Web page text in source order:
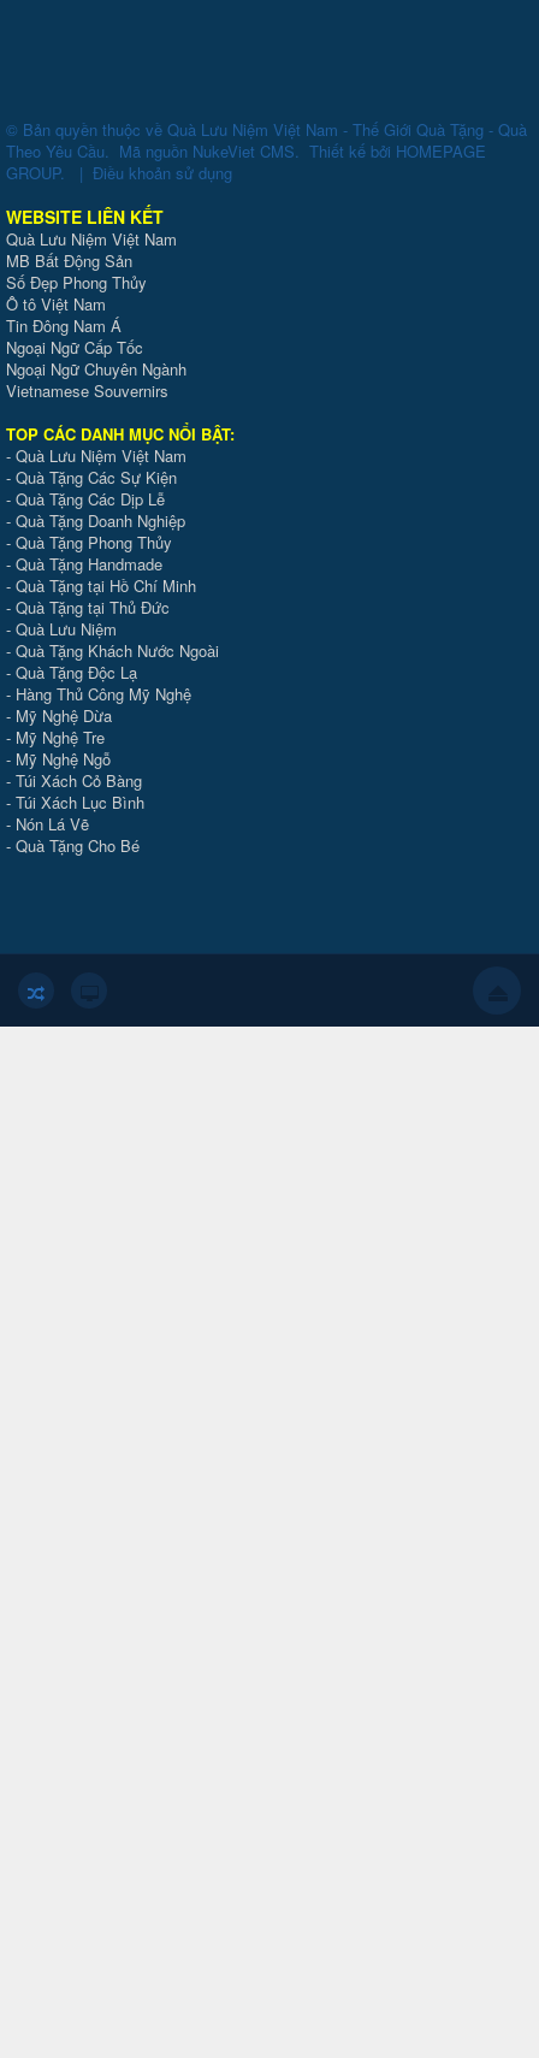
© Bản quyền thuộc về Quà Lưu Niệm Việt Nam - Thế Giới Quà Tặng - Quà
Theo Yêu Cầu. Mã nguồn NukeViet CMS. Thiết kế bởi HOMEPAGE
GROUP. | Điều khoản sử dụng
WEBSITE LIÊN KẾT
Quà Lưu Niệm Việt Nam
MB Bất Động Sản
Số Đẹp Phong Thủy
Ô tô Việt Nam
Tin Đông Nam Á
Ngoại Ngữ Cấp Tốc
Ngoại Ngữ Chuyên Ngành
Vietnamese Souvernirs
TOP CÁC DANH MỤC NỔI BẬT:
- Quà Lưu Niệm Việt Nam
- Quà Tặng Các Sự Kiện
- Quà Tặng Các Dịp Lễ
- Quà Tặng Doanh Nghiệp
- Quà Tặng Phong Thủy
- Quà Tặng Handmade
- Quà Tặng tại Hồ Chí Minh
- Quà Tặng tại Thủ Đức
- Quà Lưu Niệm
- Quà Tặng Khách Nước Ngoài
- Quà Tặng Độc Lạ
- Hàng Thủ Công Mỹ Nghệ
- Mỹ Nghệ Dừa
- Mỹ Nghệ Tre
- Mỹ Nghệ Ngỗ
- Túi Xách Cỏ Bàng
- Túi Xách Lục Bình
- Nón Lá Vẽ
- Quà Tặng Cho Bé